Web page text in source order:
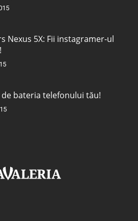
Nexus 5X: Fii instagramer-ul
de bateria telefonului tău!